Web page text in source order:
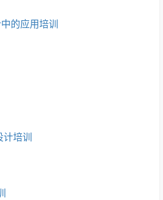
的应用培训
培训